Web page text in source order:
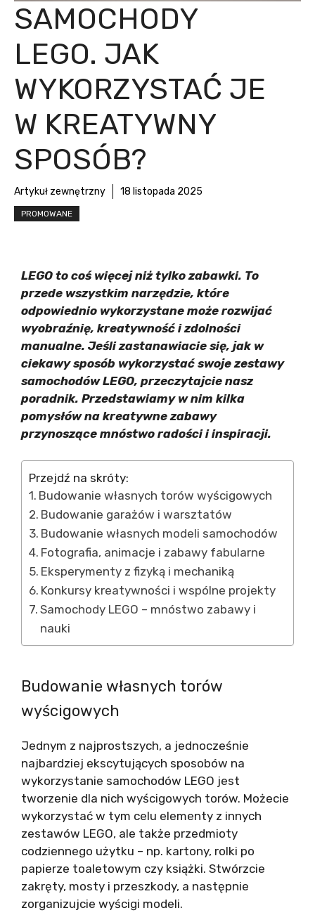
SAMOCHODY
LEGO. JAK
WYKORZYSTAĆ JE
W KREATYWNY
SPOSÓB?
Artykuł zewnętrzny 18 listopada 2025
PROMOWANE
LEGO to coś więcej niż tylko zabawki. To
przede wszystkim narzędzie, które
odpowiednio wykorzystane może rozwijać
wyobraźnię, kreatywność i zdolności
manualne. Jeśli zastanawiacie się, jak w
ciekawy sposób wykorzystać swoje zestawy
samochodów LEGO, przeczytajcie nasz
poradnik. Przedstawiamy w nim kilka
pomysłów na kreatywne zabawy
przynoszące mnóstwo radości i inspiracji.
Przejdź na skróty:
Budowanie własnych torów wyścigowych
Budowanie garażów i warsztatów
Budowanie własnych modeli samochodów
Fotografia, animacje i zabawy fabularne
Eksperymenty z fizyką i mechaniką
Konkursy kreatywności i wspólne projekty
Samochody LEGO – mnóstwo zabawy i
nauki
Budowanie własnych torów
wyścigowych
Jednym z najprostszych, a jednocześnie
najbardziej ekscytujących sposobów na
wykorzystanie samochodów LEGO jest
tworzenie dla nich wyścigowych torów. Możecie
wykorzystać w tym celu elementy z innych
zestawów LEGO, ale także przedmioty
codziennego użytku – np. kartony, rolki po
papierze toaletowym czy książki. Stwórzcie
zakręty, mosty i przeszkody, a następnie
zorganizujcie wyścigi modeli.